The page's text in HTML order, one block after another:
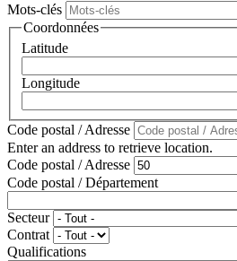
Mots-clés
Coordonnées
Latitude
Longitude
Code postal / Adresse
Enter an address to retrieve location.
Code postal / Adresse
Code postal / Département
Secteur
Contrat
Qualifications